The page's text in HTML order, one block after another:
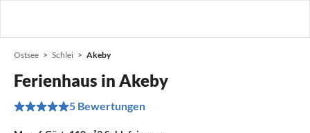
Ostsee Schlei Akeby
Ferienhaus in Akeby
5 Bewertungen